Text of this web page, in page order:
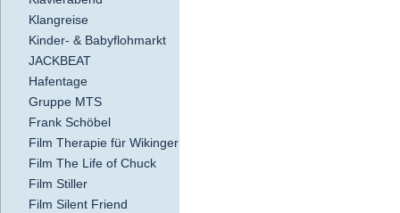
Klangreise
Kinder- & Babyflohmarkt
JACKBEAT
Hafentage
Gruppe MTS
Frank Schöbel
Film Therapie für Wikinger
Film The Life of Chuck
Film Stiller
Film Silent Friend